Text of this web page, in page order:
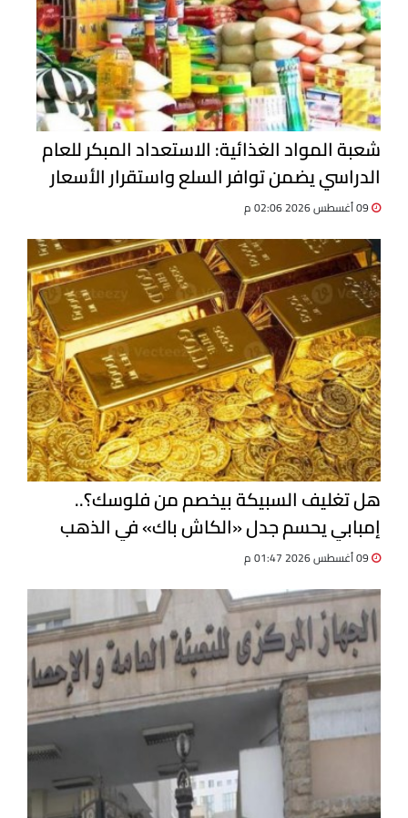
شعبة المواد الغذائية: الاستعداد المبكر للعام
الدراسي يضمن توافر السلع واستقرار الأسعار
هل تغليف السبيكة بيخصم من فلوسك؟..
إمبابي يحسم جدل «الكاش باك» في الذهب